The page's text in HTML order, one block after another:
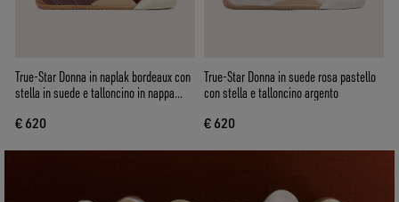
True-Star Donna in naplak bordeaux con
stella in suede e talloncino in nappa
€ 620
True-Star Donna in suede rosa pastello
con stella e talloncino argento
€ 620